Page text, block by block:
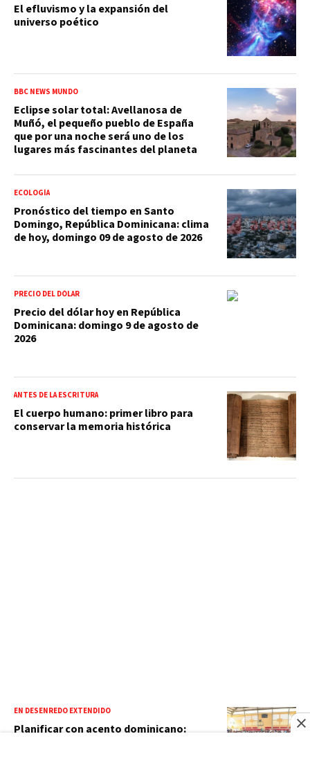
El efluvismo y la expansión del
universo poético
BBC NEWS MUNDO
Eclipse solar total: Avellanosa de
Muñó, el pequeño pueblo de España
que por una noche será uno de los
lugares más fascinantes del planeta
ECOLOGÍA
Pronóstico del tiempo en Santo
Domingo, República Dominicana: clima
de hoy, domingo 09 de agosto de 2026
PRECIO DEL DÓLAR
Precio del dólar hoy en República
Dominicana: domingo 9 de agosto de
2026
ANTES DE LA ESCRITURA
El cuerpo humano: primer libro para
conservar la memoria histórica
EN DESENREDO EXTENDIDO
Planificar con acento dominicano: